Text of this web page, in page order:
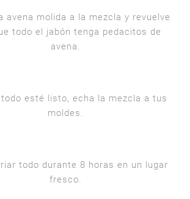
avena molida a la mezcla y revuelve
todo el jabón tenga pedacitos de
avena.
todo esté listo, echa la mezcla a tus
moldes.
todo durante 8 horas en un lugar
fresco.